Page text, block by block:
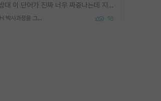
지방대 이 단어가 진짜 너무 짜증나는데 지방대면 다 그냥 쓰레기인가요? 무슨 말 같지도 않은 댓글들이 있는건지??? 지방에도 충분히 좋은 대학 많고 충분히 잘하는 교수님들 많습니다 포항공대 4개 IST 대표 지거국들 여기 모두 다 지방에 있고 여기 출신들 중에 교수하는 분들 적지 않습니다 지거국 출신이 무슨 교수를 하냐?라고 생각할 사람들 많은데 상위 대표 지거국에 아웃라이어들 많습니다 결국 개인의 연구역량과 실적이 중요합니다 이 역량을 펼치는데 있어서 지도교수와의 합도 중요합니다. 그리고 경력이 필요하면 해외포닥까지 다녀오세요
SSH 박사과정을 그만두고 지방대 박사로 옮기면 교수의 꿈은 끝일까요? 16